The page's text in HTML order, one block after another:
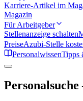
Karriere-Artikel im
Magazin
Für Arbeitgeber
Stellenanzeige schalten
PreiseAzubi-Stelle
PersonalwissenTipps